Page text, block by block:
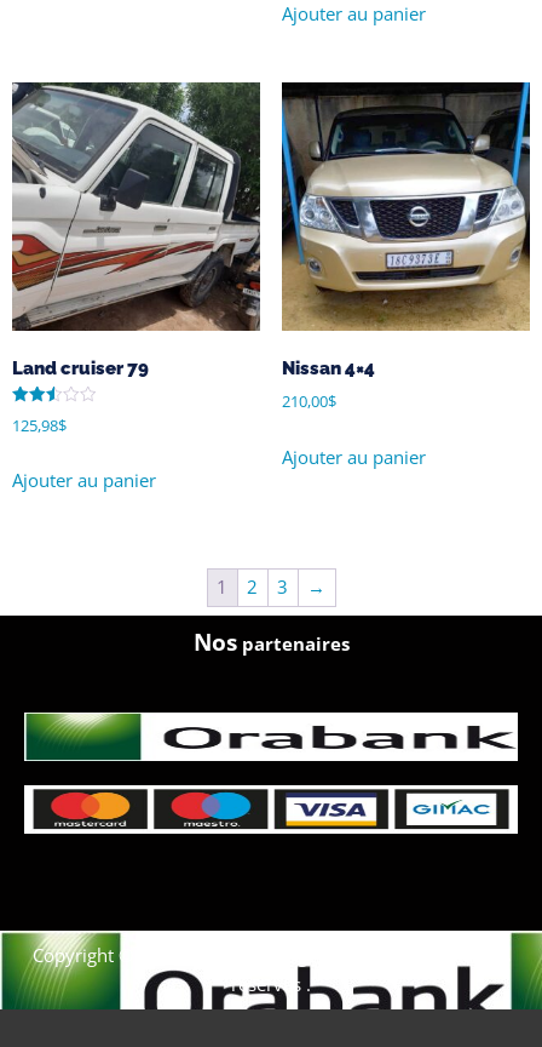
Ajouter au panier
Land cruiser 79
Note
2.50
125,98$
Ajouter au panier
Nissan 4×4
210,00$
Ajouter au panier
1 2 3 →
Nospartenaires
Copyright © 2021. Afrique-voyage-découverte tous droits
réservés .